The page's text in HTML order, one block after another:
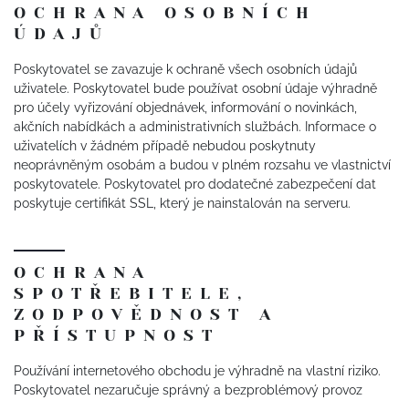
OCHRANA OSOBNÍCH
ÚDAJŮ
Poskytovatel se zavazuje k ochraně všech osobních údajů
uživatele. Poskytovatel bude používat osobní údaje výhradně
pro účely vyřizování objednávek, informování o novinkách,
akčních nabídkách a administrativních službách. Informace o
uživatelích v žádném případě nebudou poskytnuty
neoprávněným osobám a budou v plném rozsahu ve vlastnictví
poskytovatele. Poskytovatel pro dodatečné zabezpečení dat
poskytuje certifikát SSL, který je nainstalován na serveru.
OCHRANA
SPOTŘEBITELE,
ZODPOVĚDNOST A
PŘÍSTUPNOST
Používání internetového obchodu je výhradně na vlastní riziko.
Poskytovatel nezaručuje správný a bezproblémový provoz